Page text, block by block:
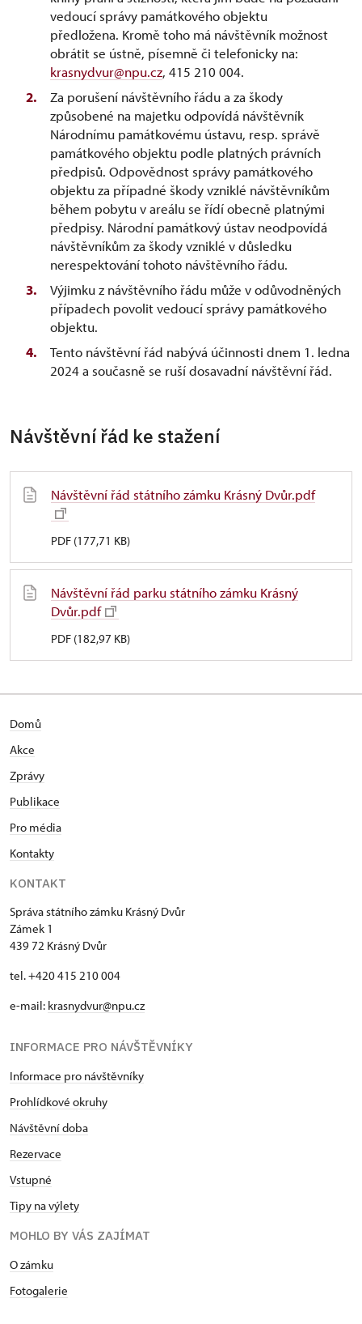
vedoucí správy památkového objektu
předložena. Kromě toho má návštěvník možnost
obrátit se ústně, písemně či telefonicky na:
krasnydvur@npu.cz, 415 210 004.
Za porušení návštěvního řádu a za škody
způsobené na majetku odpovídá návštěvník
Národnímu památkovému ústavu, resp. správě
památkového objektu podle platných právních
předpisů. Odpovědnost správy památkového
objektu za případné škody vzniklé návštěvníkům
během pobytu v areálu se řídí obecně platnými
předpisy. Národní památkový ústav neodpovídá
návštěvníkům za škody vzniklé v důsledku
nerespektování tohoto návštěvního řádu.
Výjimku z návštěvního řádu může v odůvodněných
případech povolit vedoucí správy památkového
objektu.
Tento návštěvní řád nabývá účinnosti dnem 1. ledna
2024 a současně se ruší dosavadní návštěvní řád.
Návštěvní řád ke stažení
Návštěvní řád státního zámku Krásný Dvůr.pdf
PDF (177,71 KB)
Návštěvní řád parku státního zámku Krásný
Dvůr.pdf
PDF (182,97 KB)
Domů
Akce
Zprávy
Publikace
Pro média
Kontakty
KONTAKT
Správa státního zámku Krásný Dvůr
Zámek 1
439 72 Krásný Dvůr
tel. +420 415 210 004
e-mail: krasnydvur@npu.cz
INFORMACE PRO NÁVŠTĚVNÍKY
Informace pro návštěvníky
Prohlídkové okruhy
Návštěvní doba
Rezervace
Vstupné
Tipy na výlety
MOHLO BY VÁS ZAJÍMAT
O zámku
Fotogalerie